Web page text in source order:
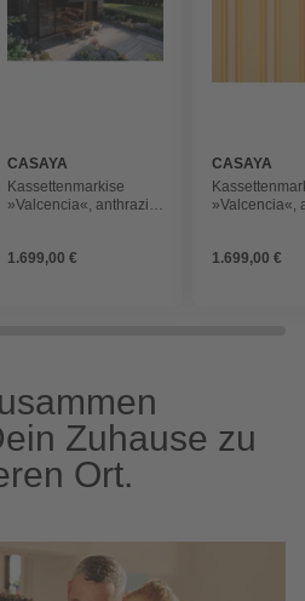
CASAYA
Kassettenmarkise
»Valcencia«, anthrazit,
1.699,00 €
CASAYA
»Valcencia«,
1.699,00 €
Zuhause zu
Ort.